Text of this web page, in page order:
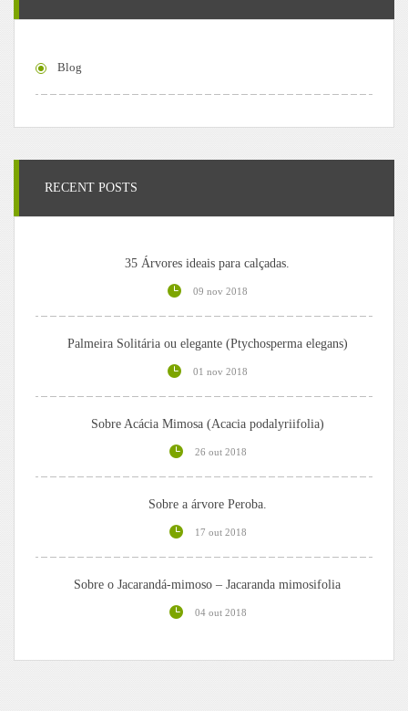
Blog
RECENT POSTS
35 Árvores ideais para calçadas.
09 nov 2018
Palmeira Solitária ou elegante (Ptychosperma elegans)
01 nov 2018
Sobre Acácia Mimosa (Acacia podalyriifolia)
26 out 2018
Sobre a árvore Peroba.
17 out 2018
Sobre o Jacarandá-mimoso – Jacaranda mimosifolia
04 out 2018